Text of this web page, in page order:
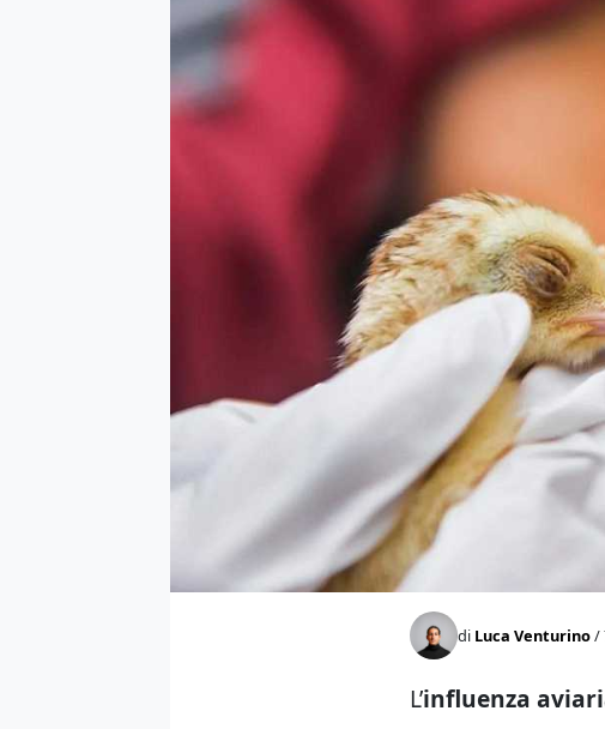
di Luca Venturino/
L’influenza